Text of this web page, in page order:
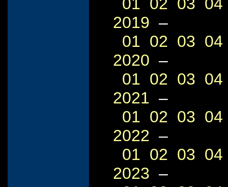
2019 –
01 02 03 04
2020 –
01 02 03 04
2021 –
01 02 03 04
2022 –
01 02 03 04
2023 –